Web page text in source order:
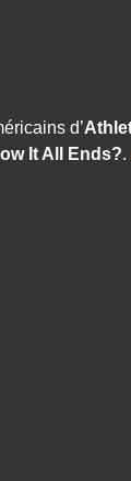
d’
It All Ends?.